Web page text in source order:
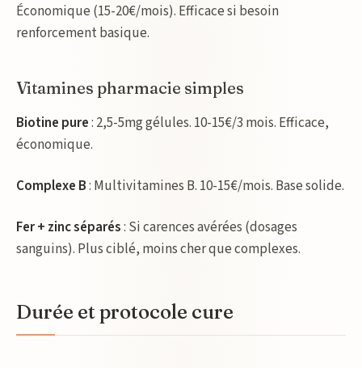
Économique (15-20€/mois). Efficace si besoin
renforcement basique.
Vitamines pharmacie simples
Biotine pure: 2,5-5mg gélules. 10-15€/3 mois. Efficace,
économique.
Complexe B: Multivitamines B. 10-15€/mois. Base solide.
Fer + zinc séparés: Si carences avérées (dosages
sanguins). Plus ciblé, moins cher que complexes.
Durée et protocole cure